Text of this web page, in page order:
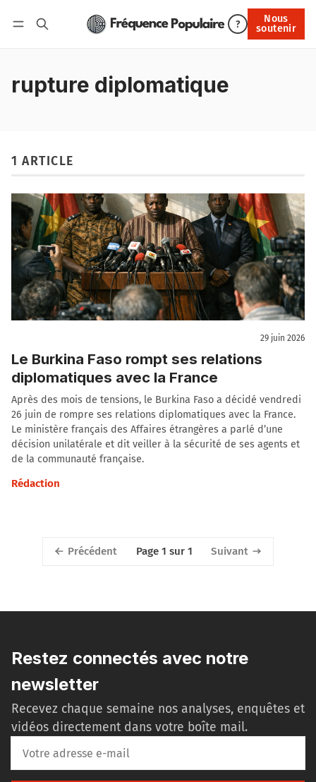
?
Nous
soutenir
Nous soutenir
rupture diplomatique
1 ARTICLE
29 juin 2026
Le Burkina Faso rompt ses relations
diplomatiques avec la France
Après des mois de tensions, le Burkina Faso a décidé vendredi
26 juin de rompre ses relations diplomatiques avec la France.
Le ministère français des Affaires étrangères a parlé d’une
décision unilatérale et dit veiller à la sécurité de ses agents et
de la communauté française.
Rédaction
Précédent Page 1 sur 1 Suivant
Restez connectés avec notre
newsletter
Recevez chaque semaine nos analyses, enquêtes et
vidéos directement dans votre boîte mail.